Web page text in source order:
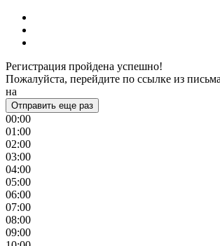
Регистрация пройдена успешно!
Пожалуйста, перейдите по ссылке из
на
Отправить еще раз
00:00
01:00
02:00
03:00
04:00
05:00
06:00
07:00
08:00
09:00